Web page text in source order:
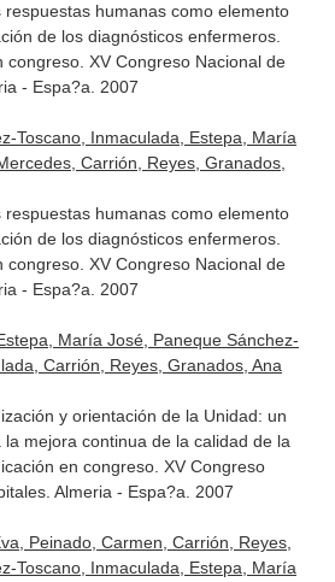
respuestas humanas como elemento
de los diagnósticos enfermeros.
congreso. XV Congreso Nacional de
- Espa?a. 2007
Toscano, Inmaculada, Estepa, María
Carrión, Reyes, Granados,
respuestas humanas como elemento
de los diagnósticos enfermeros.
congreso. XV Congreso Nacional de
- Espa?a. 2007
María José, Paneque Sánchez-
Carrión, Reyes, Granados, Ana
y orientación de la Unidad: un
mejora continua de la calidad de la
en congreso. XV Congreso
Almeria - Espa?a. 2007
Peinado, Carmen, Carrión, Reyes,
Toscano, Inmaculada, Estepa, María